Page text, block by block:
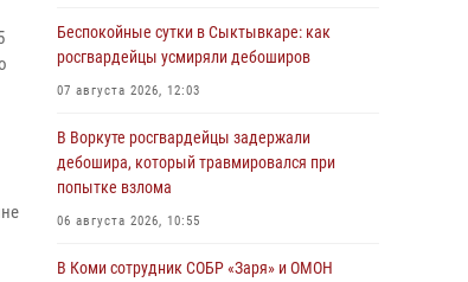
Беспокойные сутки в Сыктывкаре: как
росгвардейцы усмиряли дебоширов
07 августа 2026, 12:03
В Воркуте росгвардейцы задержали
дебошира, который травмировался при
попытке взлома
06 августа 2026, 10:55
В Коми сотрудник СОБР «Заря» и ОМОН